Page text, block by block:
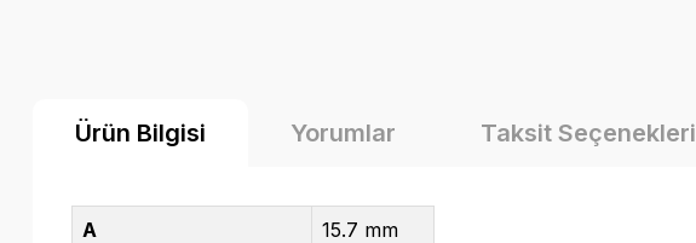
Ürün Bilgisi Yorumlar Taksit Seçenekleri
A
15.7 mm